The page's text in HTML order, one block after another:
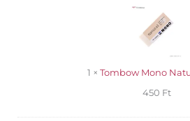
Natural
radír
1 × Tombow Mono
450 Ft